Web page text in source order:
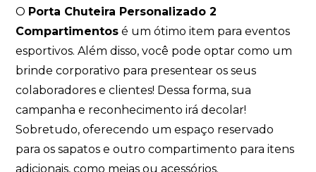
O Porta Chuteira Personalizado 2
Compartimentos é um ótimo item para eventos
esportivos. Além disso, você pode optar como um
brinde corporativo para presentear os seus
colaboradores e clientes! Dessa forma, sua
campanha e reconhecimento irá decolar!
Sobretudo, oferecendo um espaço reservado
para os sapatos e outro compartimento para itens
adicionais, como meias ou acessórios.